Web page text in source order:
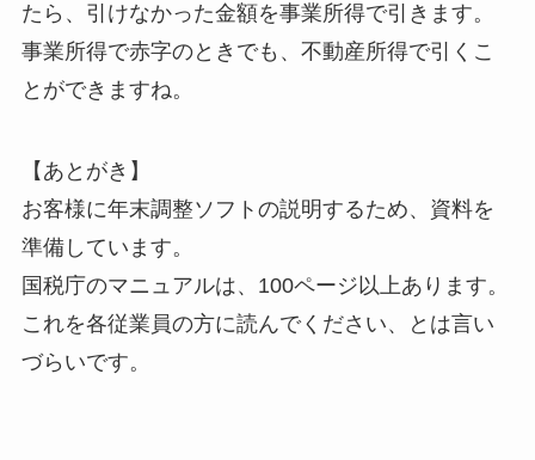
たら、引けなかった金額を事業所得で引きます。
事業所得で赤字のときでも、不動産所得で引くこ
とができますね。
【あとがき】
お客様に年末調整ソフトの説明するため、資料を
準備しています。
国税庁のマニュアルは、100ページ以上あります。
これを各従業員の方に読んでください、とは言い
づらいです。